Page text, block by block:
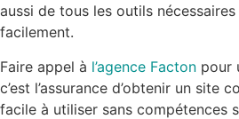
aussi de tous les outils
facilement.
Faire appel à l’agence Facton pour
c’est l’assurance d’obtenir un site
facile à utiliser sans compétences